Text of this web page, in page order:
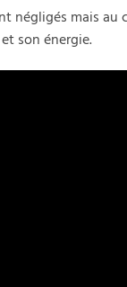
négligés mais
son énergie.